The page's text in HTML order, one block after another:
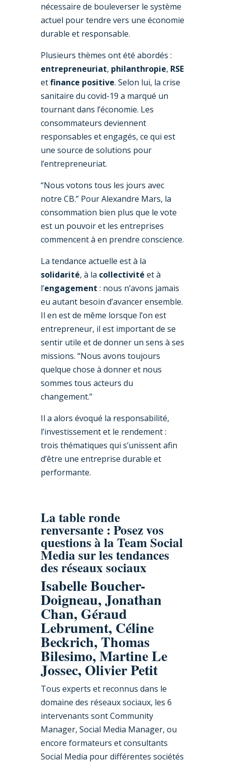
nécessaire de bouleverser le système
actuel pour tendre vers une économie
durable et responsable.
Plusieurs thèmes ont été abordés :
entrepreneuriat, philanthropie, RSE
etfinance positive. Selon lui, la crise
sanitaire du covid-19 a marqué un
tournant dans l’économie. Les
consommateurs deviennent
responsables et engagés, ce qui est
une source de solutions pour
l’entrepreneuriat.
“Nous votons tous les jours avec
notre CB.” Pour Alexandre Mars, la
consommation bien plus que le vote
est un pouvoir et les entreprises
commencent à en prendre conscience.
La tendance actuelle est à la
solidarité, à la collectivité et à
l’engagement : nous n’avons jamais
eu autant besoin d’avancer ensemble.
Il en est de même lorsque l’on est
entrepreneur, il est important de se
sentir utile et de donner un sens à ses
missions. “Nous avons toujours
quelque chose à donner et nous
sommes tous acteurs du
changement.”
Il a alors évoqué la responsabilité,
l’investissement et le rendement :
trois thématiques qui s’unissent afin
d’être une entreprise durable et
performante.
La table ronde
renversante : Posez vos
questions à la Team Social
Media sur les tendances
des réseaux sociaux
Isabelle Boucher-
Doigneau, Jonathan
Chan, Géraud
Lebrument, Céline
Beckrich, Thomas
Bilesimo, Martine Le
Jossec, Olivier Petit
Tous experts et reconnus dans le
domaine des réseaux sociaux, les 6
intervenants sont Community
Manager, Social Media Manager, ou
encore formateurs et consultants
Social Media pour différentes sociétés